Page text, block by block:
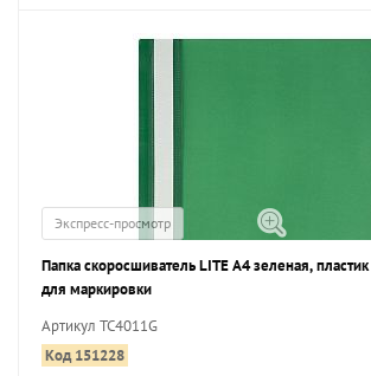
Экспресс-просмотр
Папка скоросшиватель LITE А4 зеленая,
для маркировки
Артикул TC4011G
Код 151228